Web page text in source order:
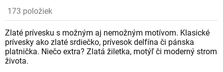
173 položiek
Zlaté prívesku s možným aj nemožným motívom. Klasické
prívesky ako zlaté srdiečko, prívesok delfína či pánska
platnička. Niečo extra? Zlatá žiletka, motýľ či moderný strom
života.